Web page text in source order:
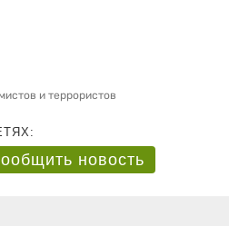
и террористов
новость